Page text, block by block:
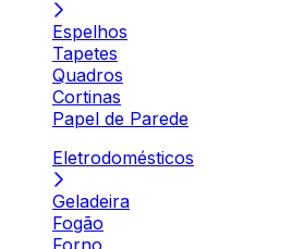
Espelhos
Tapetes
Quadros
Cortinas
Papel de Parede
Eletrodomésticos
Geladeira
Fogão
Forno